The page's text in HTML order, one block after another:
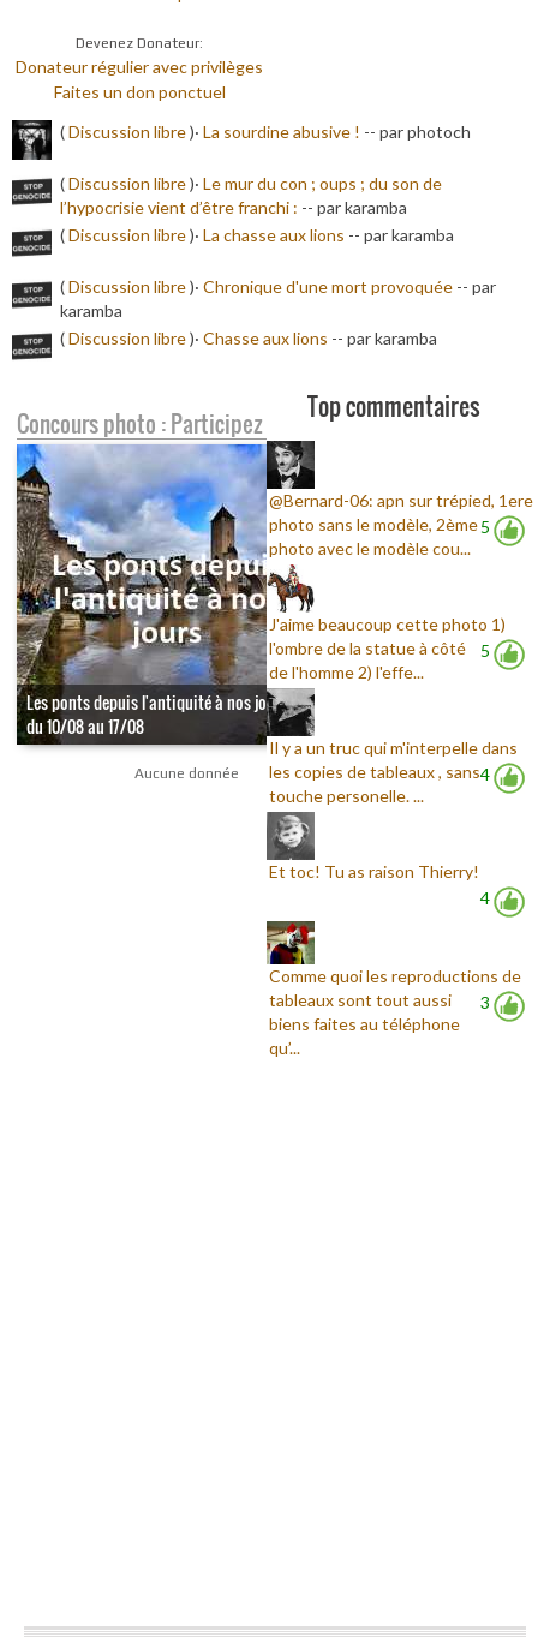
Devenez Donateur:
Donateur régulier avec privilèges
Faites un don ponctuel
(Discussion libre)· La sourdine abusive ! -- par photoch
(Discussion libre)· Le mur du con ; oups ; du son de
l’hypocrisie vient d’être franchi : -- par karamba
(Discussion libre)· La chasse aux lions -- par karamba
(Discussion libre)· Chronique d'une mort provoquée -- par
karamba
(Discussion libre)· Chasse aux lions -- par karamba
Concours photo : Participez
Les ponts depuis l'antiquité à nos jours -
du 10/08 au 17/08
Aucune donnée
Top commentaires
5
@Bernard-06: apn sur trépied, 1ere
photo sans le modèle, 2ème
photo avec le modèle cou...
5
J'aime beaucoup cette photo 1)
l'ombre de la statue à côté
de l'homme 2) l'effe...
4
Il y a un truc qui m'interpelle dans
les copies de tableaux , sans
touche personelle. ...
4
Et toc! Tu as raison Thierry!
3
Comme quoi les reproductions de
tableaux sont tout aussi
biens faites au téléphone
qu’...